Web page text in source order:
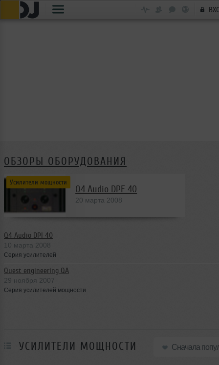
ОБЗОРЫ ОБОРУДОВАНИЯ
Q4 Audio DPF 40
20 марта 2008
Усилители мощности
Q4 Audio DPI 40
10 марта 2008
Серия усилителей
Quest engineering QA
29 ноября 2007
Серия усилителей мощности
Сначала
УСИЛИТЕЛИ МОЩНОСТИ